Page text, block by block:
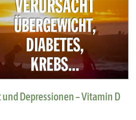
Depressionen – Vitamin D